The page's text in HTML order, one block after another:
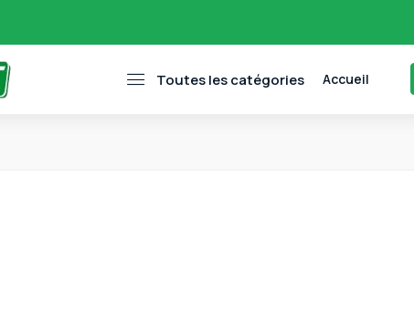
Toutes les catégories Accueil